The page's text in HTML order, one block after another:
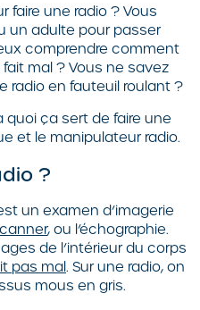
faire une radio ? Vous
un adulte pour passer
comprendre comment
mal ? Vous ne savez
radio en fauteuil roulant ?
quoi ça sert de faire une
et le manipulateur radio.
?
un examen d’imagerie
, ou l’échographie.
de l’intérieur du corps
pas mal. Sur une radio, on
mous en gris.